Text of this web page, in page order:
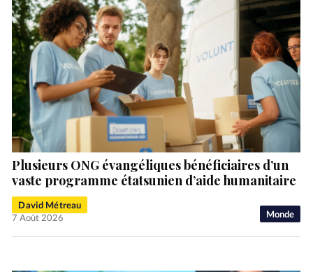
Monde
Plusieurs ONG évangéliques bénéficiaires d’un
vaste programme étatsunien d’aide humanitaire
David Métreau
7 Août 2026